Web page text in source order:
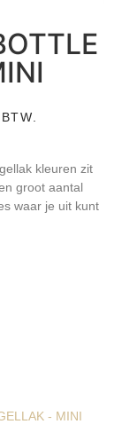
kleuren zit
groot aantal
waar je uit kunt
- MINI